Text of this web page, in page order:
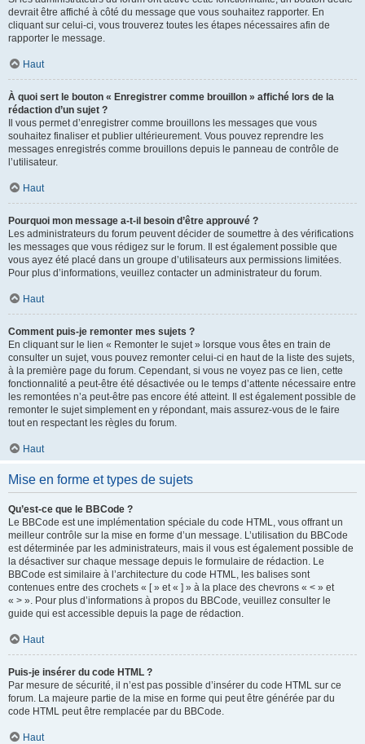
devrait être affiché à côté du message que vous souhaitez rapporter. En
cliquant sur celui-ci, vous trouverez toutes les étapes nécessaires afin de
rapporter le message.
Haut
À quoi sert le bouton « Enregistrer comme brouillon » affiché lors de la
rédaction d’un sujet ?
Il vous permet d’enregistrer comme brouillons les messages que vous
souhaitez finaliser et publier ultérieurement. Vous pouvez reprendre les
messages enregistrés comme brouillons depuis le panneau de contrôle de
l’utilisateur.
Haut
Pourquoi mon message a-t-il besoin d’être approuvé ?
Les administrateurs du forum peuvent décider de soumettre à des vérifications
les messages que vous rédigez sur le forum. Il est également possible que
vous ayez été placé dans un groupe d’utilisateurs aux permissions limitées.
Pour plus d’informations, veuillez contacter un administrateur du forum.
Haut
Comment puis-je remonter mes sujets ?
En cliquant sur le lien « Remonter le sujet » lorsque vous êtes en train de
consulter un sujet, vous pouvez remonter celui-ci en haut de la liste des sujets,
à la première page du forum. Cependant, si vous ne voyez pas ce lien, cette
fonctionnalité a peut-être été désactivée ou le temps d’attente nécessaire entre
les remontées n’a peut-être pas encore été atteint. Il est également possible de
remonter le sujet simplement en y répondant, mais assurez-vous de le faire
tout en respectant les règles du forum.
Haut
Mise en forme et types de sujets
Qu’est-ce que le BBCode ?
Le BBCode est une implémentation spéciale du code HTML, vous offrant un
meilleur contrôle sur la mise en forme d’un message. L’utilisation du BBCode
est déterminée par les administrateurs, mais il vous est également possible de
la désactiver sur chaque message depuis le formulaire de rédaction. Le
BBCode est similaire à l’architecture du code HTML, les balises sont
contenues entre des crochets « [ » et « ] » à la place des chevrons « < » et
« > ». Pour plus d’informations à propos du BBCode, veuillez consulter le
guide qui est accessible depuis la page de rédaction.
Haut
Puis-je insérer du code HTML ?
Par mesure de sécurité, il n’est pas possible d’insérer du code HTML sur ce
forum. La majeure partie de la mise en forme qui peut être générée par du
code HTML peut être remplacée par du BBCode.
Haut